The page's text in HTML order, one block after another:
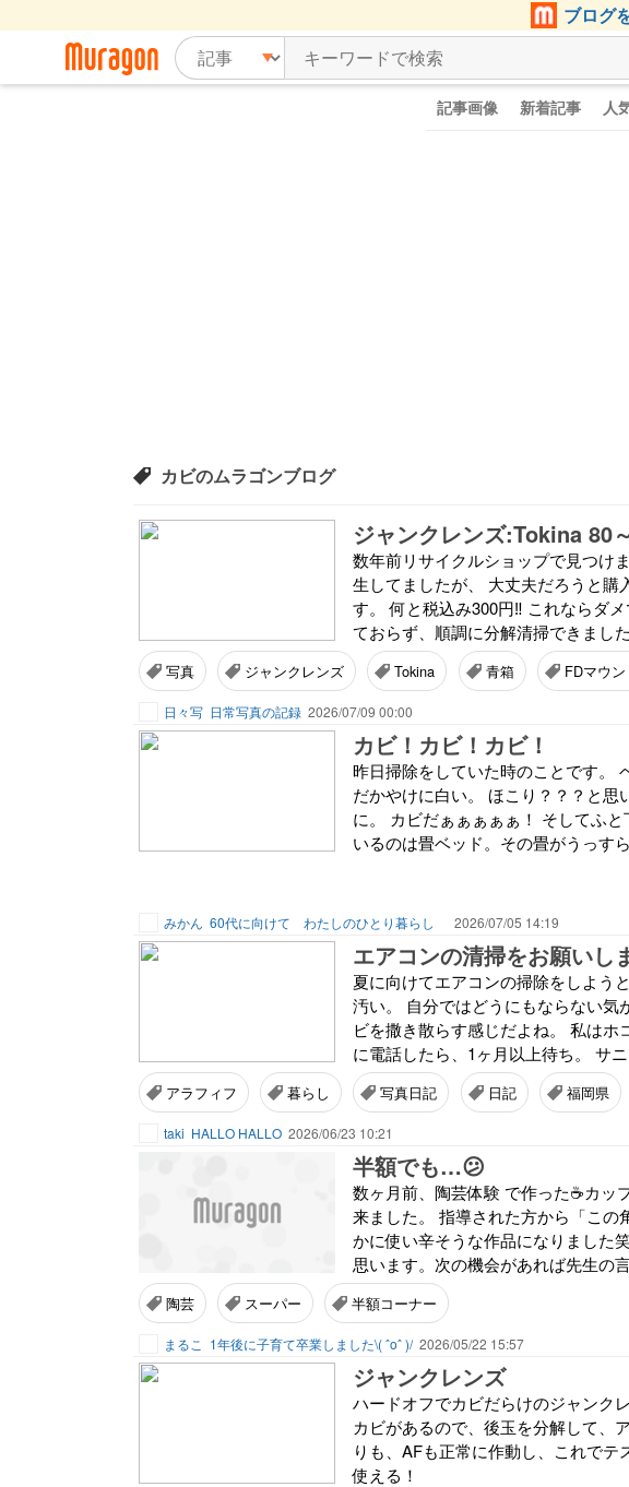
ブログ
記事画像 新着記事 人
カビのムラゴンブログ
数年前リサイクルショップで見つけ
生してましたが、 大丈夫だろうと
す。 何と税込み300円‼ これならダ
ておらず、順調に分解清掃できまし
写真 ジャンクレンズ Tokina 青箱 FDマウン
日々写 日常写真の記録 2026/07/09 00:00
カビ！カビ！カビ！
昨日掃除をしていた時のことです。
だかやけに白い。 ほこり？？？と
に。 カビだぁぁぁぁぁ！ そしてふ
いるのは畳ベッド。その畳がうっす
みかん 60代に向けて わたしのひとり暮らし 2026/07/05 14:19
エアコンの清掃をお願いし
夏に向けてエアコンの掃除をしよう
汚い。 自分ではどうにもならない気
ビを撒き散らす感じだよね。 私は
に電話したら、1ヶ月以上待ち。 サ
アラフィフ 暮らし 写真日記 日記 福岡県
taki HALLO HALLO 2026/06/23 10:21
半額でも…😕
数ヶ月前、陶芸体験 で作った☕️カッ
来ました。 指導された方から「こ
かに使い辛そうな作品になりました
思います。次の機会があれば先生の
陶芸 スーパー 半額コーナー
まるこ 1年後に子育て卒業しました\( ˆoˆ )/ 2026/05/22 15:57
ジャンクレンズ
ハードオフでカビだらけのジャンク
カビがあるので、後玉を分解して、
りも、AFも正常に作動し、これで
使える！